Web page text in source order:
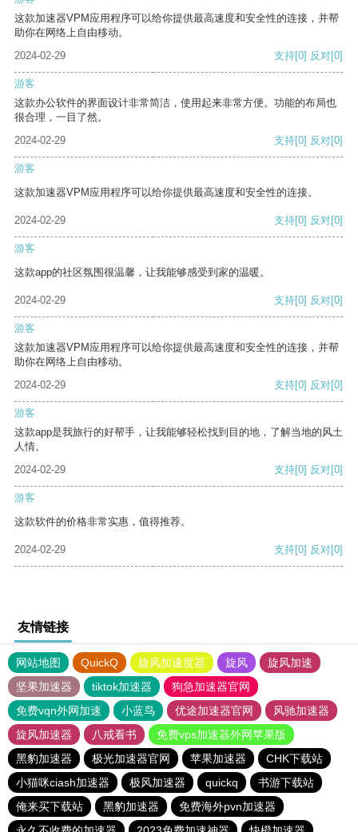
这款加速器VPM应用程序可以给你提供最高速度和安全性的连接，并帮
助你在网络上自由移动。
2024-02-29
支持[0] 反对[0]
游客
这款办公软件的界面设计非常简洁，使用起来非常方便。功能的布局也
很合理，一目了然。
2024-02-29
支持[0] 反对[0]
游客
这款加速器VPM应用程序可以给你提供最高速度和安全性的连接。
2024-02-29 支持[0] 反对[0]
游客
这款app的社区氛围很温馨，让我能够感受到家的温暖。
2024-02-29 支持[0] 反对[0]
游客
这款加速器VPM应用程序可以给你提供最高速度和安全性的连接，并帮
助你在网络上自由移动。
2024-02-29
支持[0] 反对[0]
游客
这款app是我旅行的好帮手，让我能够轻松找到目的地，了解当地的风土
人情。
2024-02-29
支持[0] 反对[0]
游客
这款软件的价格非常实惠，值得推荐。
2024-02-29 支持[0] 反对[0]
友情链接
网站地图 QuickQ 旋风加速度器 旋风
旋风加速
坚果加速器
tiktok加速器
狗急加速器官网
免费vqn外网加速
小蓝鸟 优途加速器官网
风驰加速器
旋风加速器
八戒看书
免费vps加速器外网苹果版
黑豹加速器
极光加速器官网 苹果加速器
CHK下载站
小猫咪ciash加速器
极风加速器 quickq
书游下载站
俺来买下载站
黑豹加速器
免费海外pvn加速器